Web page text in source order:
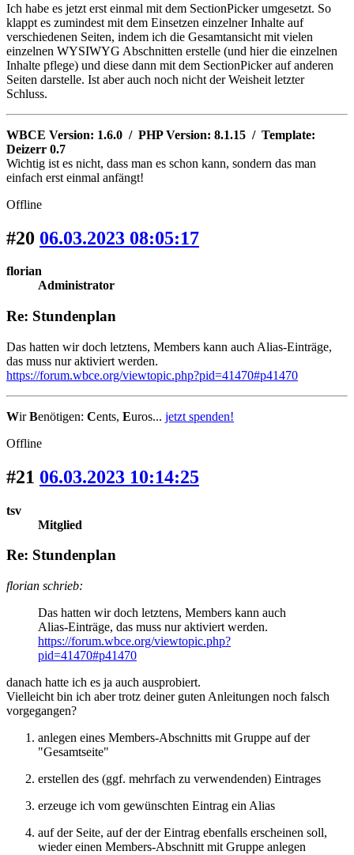
Ich habe es jetzt erst einmal mit dem SectionPicker umgesetzt. So
klappt es zumindest mit dem Einsetzen einzelner Inhalte auf
verschiedenen Seiten, indem ich die Gesamtansicht mit vielen
einzelnen WYSIWYG Abschnitten erstelle (und hier die einzelnen
Inhalte pflege) und diese dann mit dem SectionPicker auf anderen
Seiten darstelle. Ist aber auch noch nicht der Weisheit letzter
Schluss.
WBCE Version: 1.6.0 / PHP Version: 8.1.15 / Template:
Deizerr 0.7
Wichtig ist es nicht, dass man es schon kann, sondern das man
einfach erst einmal anfängt!
Offline
#20 06.03.2023 08:05:17
florian
Administrator
Re: Stundenplan
Das hatten wir doch letztens, Members kann auch Alias-Einträge,
das muss nur aktiviert werden.
https://forum.wbce.org/viewtopic.php?pid=41470#p41470
WirBenötigen: Cents, Euros... jetzt spenden!
Offline
#21 06.03.2023 10:14:25
tsv
Mitglied
Re: Stundenplan
florian schrieb:
Das hatten wir doch letztens, Members kann auch
Alias-Einträge, das muss nur aktiviert werden.
https://forum.wbce.org/viewtopic.php?
pid=41470#p41470
danach hatte ich es ja auch ausprobiert.
Vielleicht bin ich aber trotz deiner guten Anleitungen noch falsch
vorgegangen?
anlegen eines Members-Abschnitts mit Gruppe auf der
"Gesamtseite"
erstellen des (ggf. mehrfach zu verwendenden) Eintrages
erzeuge ich vom gewünschten Eintrag ein Alias
auf der Seite, auf der der Eintrag ebenfalls erscheinen soll,
wieder einen Members-Abschnitt mit Gruppe anlegen